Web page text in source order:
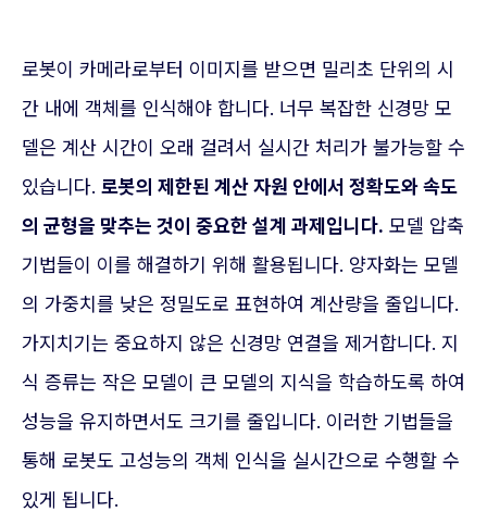
로봇이 카메라로부터 이미지를 받으면 밀리초 단위의 시
간 내에 객체를 인식해야 합니다. 너무 복잡한 신경망 모
델은 계산 시간이 오래 걸려서 실시간 처리가 불가능할 수
있습니다. 로봇의 제한된 계산 자원 안에서 정확도와 속도
의 균형을 맞추는 것이 중요한 설계 과제입니다. 모델 압축
기법들이 이를 해결하기 위해 활용됩니다. 양자화는 모델
의 가중치를 낮은 정밀도로 표현하여 계산량을 줄입니다.
가지치기는 중요하지 않은 신경망 연결을 제거합니다. 지
식 증류는 작은 모델이 큰 모델의 지식을 학습하도록 하여
성능을 유지하면서도 크기를 줄입니다. 이러한 기법들을
통해 로봇도 고성능의 객체 인식을 실시간으로 수행할 수
있게 됩니다.